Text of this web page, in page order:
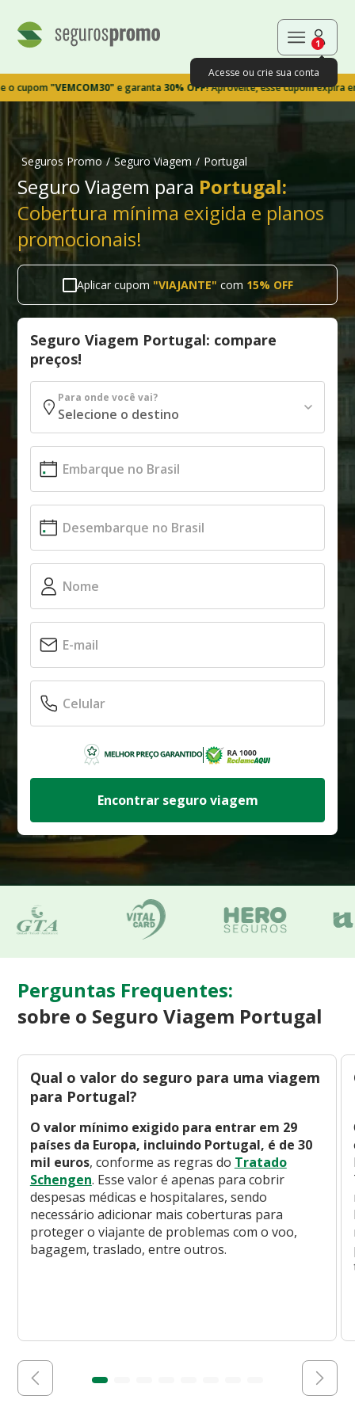
1
Acesse ou crie sua conta
"VEMCOM30"e garanta30% OFF!Aproveite, esse cupom expira em
Seguros Promo / Seguro Viagem / Portugal
Seguro Viagem para Portugal:
Cobertura mínima exigida e planos
promocionais!
Aplicar cupom "VIAJANTE" com 15% OFF
Seguro Viagem Portugal: compare
preços!
Para onde você vai?
Encontrar seguro viagem
Perguntas Frequentes:
sobre o Seguro Viagem Portugal
Qual o valor do seguro para uma viagem
para Portugal?
O valor mínimo exigido para entrar em 29
países da Europa, incluindo Portugal, é de 30
mil euros, conforme as regras do Tratado
Schengen. Esse valor é apenas para cobrir
despesas médicas e hospitalares, sendo
necessário adicionar mais coberturas para
proteger o viajante de problemas com o voo,
bagagem, traslado, entre outros.